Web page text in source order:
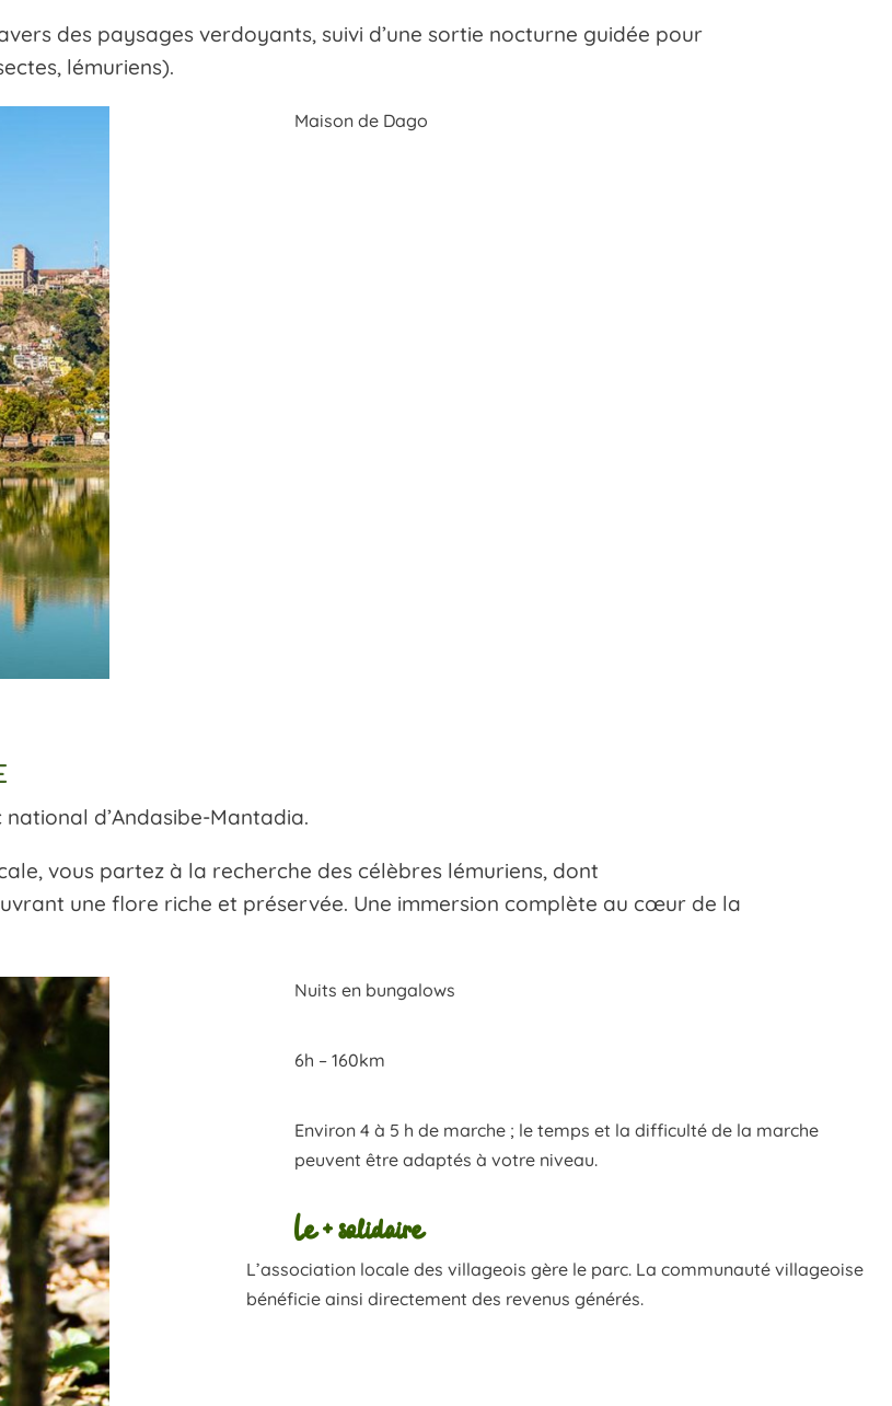
des paysages verdoyants, suivi d’une sortie nocturne guidée pour
lémuriens).
Maison de Dago
d’Andasibe-Mantadia.
vous partez à la recherche des célèbres lémuriens, dont
une flore riche et préservée. Une immersion complète au cœur de la
Nuits en bungalows
6h – 160km
Environ 4 à 5 h de marche ; le temps et la difficulté de la marche
peuvent être adaptés à votre niveau.
Le + solidaire
L’association locale des villageois gère le parc. La communauté villageoise
bénéficie ainsi directement des revenus générés.